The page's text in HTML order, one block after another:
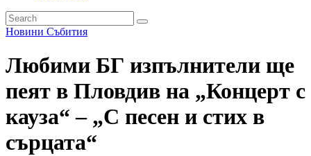
Новини Събития
Любими БГ изпълнители ще
пеят в Пловдив на „Концерт с
кауза“ – „С песен и стих в
сърцата“